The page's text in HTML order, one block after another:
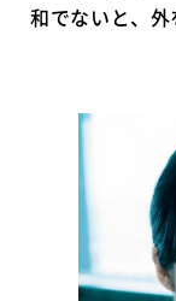
和でないと、外